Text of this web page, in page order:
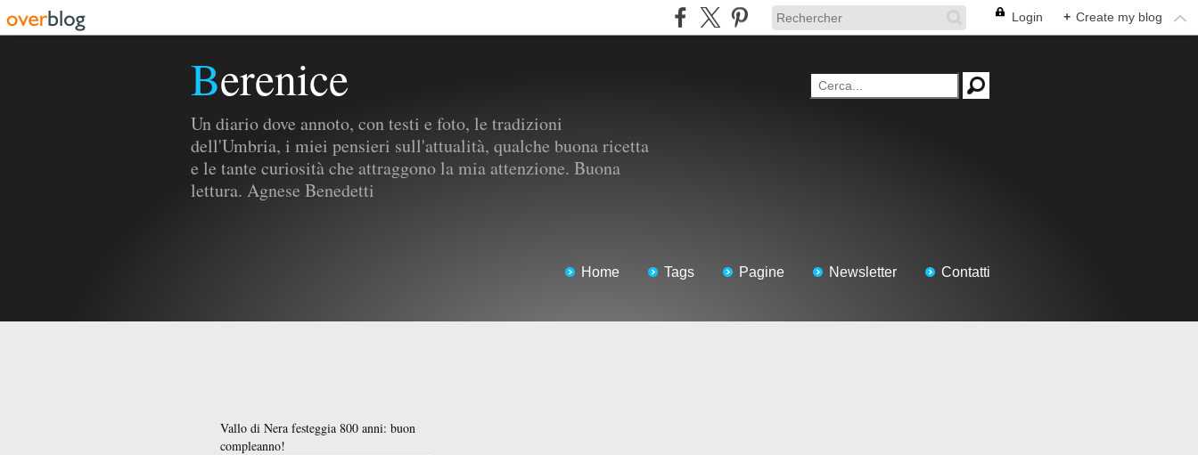
Login + Create my blog
Berenice
Un diario dove annoto, con testi e foto, le tradizioni
dell'Umbria, i miei pensieri sull'attualità, qualche buona ricetta
e le tante curiosità che attraggono la mia attenzione. Buona
lettura. Agnese Benedetti
Home Tags Pagine Newsletter Contatti
Vallo di Nera festeggia 800 anni: buon
compleanno!